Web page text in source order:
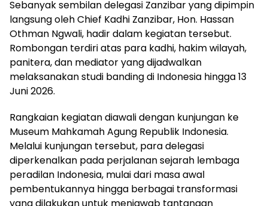
Sebanyak sembilan delegasi Zanzibar yang dipimpin
langsung oleh Chief Kadhi Zanzibar, Hon. Hassan
Othman Ngwali, hadir dalam kegiatan tersebut.
Rombongan terdiri atas para kadhi, hakim wilayah,
panitera, dan mediator yang dijadwalkan
melaksanakan studi banding di Indonesia hingga 13
Juni 2026.
Rangkaian kegiatan diawali dengan kunjungan ke
Museum Mahkamah Agung Republik Indonesia.
Melalui kunjungan tersebut, para delegasi
diperkenalkan pada perjalanan sejarah lembaga
peradilan Indonesia, mulai dari masa awal
pembentukannya hingga berbagai transformasi